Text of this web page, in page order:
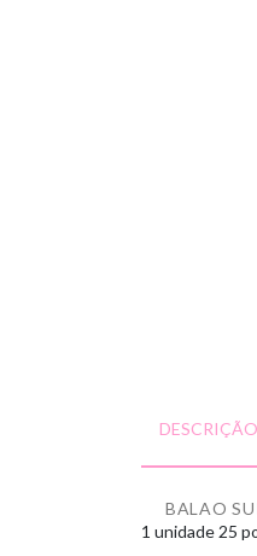
DESCRIÇÃO
BALAO
1 unidade 25